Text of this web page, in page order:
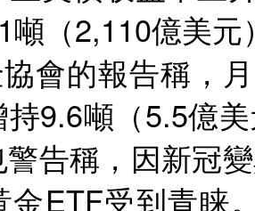
噸（2,110億美元
會的報告稱，
持9.6噸（5.5億
告稱，因新冠
金ETF受到青睐